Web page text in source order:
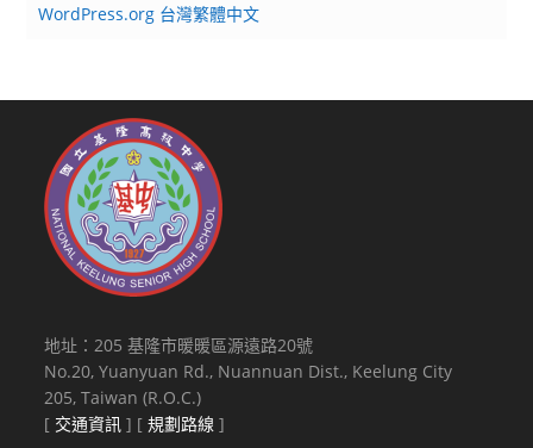
WordPress.org 台灣繁體中文
地址：205 基隆市暖暖區源遠路20號
No.20, Yuanyuan Rd., Nuannuan Dist., Keelung City
205, Taiwan (R.O.C.)
[ 交通資訊 ] [規劃路線 ]